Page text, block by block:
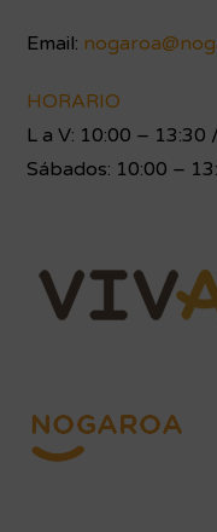
Email:
HORARIO
L a V: 10:00 – 13:30
Sábados: 10:00 –